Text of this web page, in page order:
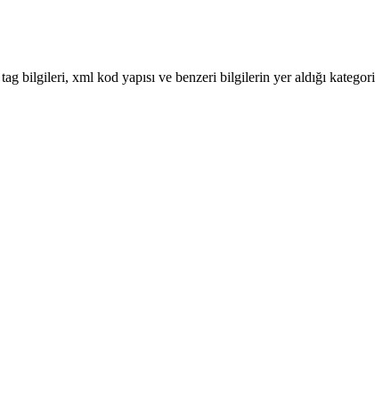
bilgileri, xml kod yapısı ve benzeri bilgilerin yer aldığı kategori